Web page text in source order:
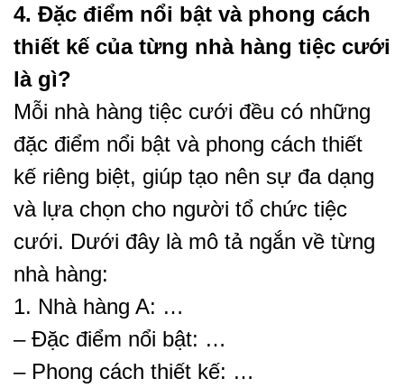
4. Đặc điểm nổi bật và phong cách
thiết kế của từng nhà hàng tiệc cưới
là gì?
Mỗi nhà hàng tiệc cưới đều có những
đặc điểm nổi bật và phong cách thiết
kế riêng biệt, giúp tạo nên sự đa dạng
và lựa chọn cho người tổ chức tiệc
cưới. Dưới đây là mô tả ngắn về từng
nhà hàng:
1. Nhà hàng A: …
– Đặc điểm nổi bật: …
– Phong cách thiết kế: …